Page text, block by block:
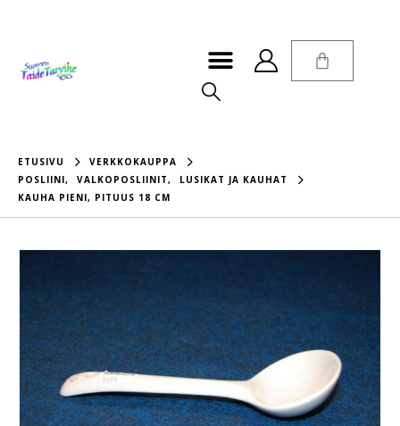
ETUSIVU
VERKKOKAUPPA
POSLIINI, VALKOPOSLIINIT,
LUSIKAT JA KAUHAT
KAUHA PIENI, PITUUS 18 CM